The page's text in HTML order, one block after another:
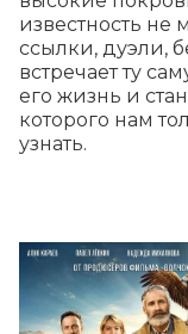
известность не
ссылки, дуэли,
встречает ту
его жизнь и
которого нам
узнать.